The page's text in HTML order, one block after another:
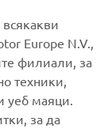
Europe N.V.,
филиали, за
техники,
уеб маяци.
за да